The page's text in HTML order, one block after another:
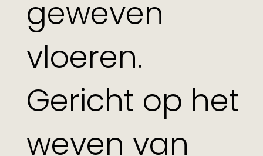
geweven
vloeren.
Gericht op het
weven van